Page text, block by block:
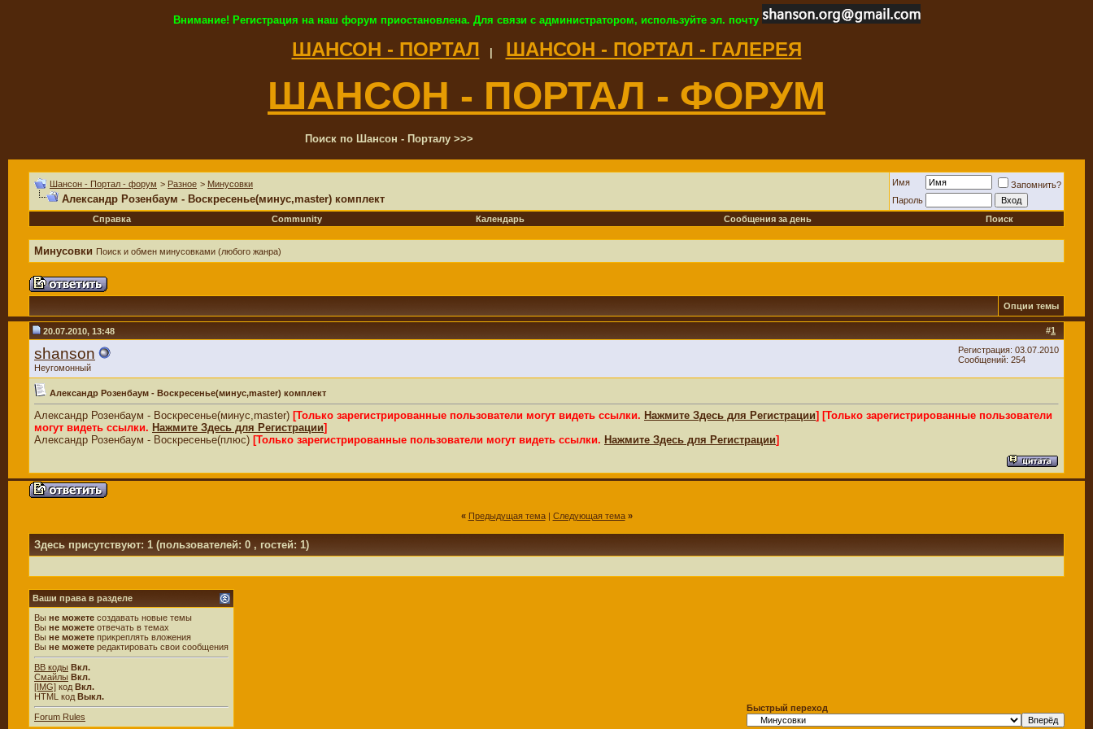
Внимание! Регистрация на наш форум приостановлена. Для связи с администратором, используйте эл. почту
ШАНСОН - ПОРТАЛ ШАНСОН - ПОРТАЛ - ГАЛЕРЕЯ
ШАНСОН - ПОРТАЛ - ФОРУМ
Поиск по Шансон - Порталу >>>
Шансон - Портал - форум > Разное > Минусовки
Александр Розенбаум - Воскресенье(минус,master) комплект
Имя
Запомнить?
Пароль
Справка
Community Календарь Сообщения за день Поиск
Минусовки Поиск и обмен минусовками (любого жанра)
Опции темы
#1
20.07.2010, 13:48
shanson
Неугомонный
Регистрация: 03.07.2010
Сообщений: 254
Александр Розенбаум - Воскресенье(минус,master) комплект
Александр Розенбаум - Воскресенье(минус,master) [Только зарегистрированные пользователи могут видеть ссылки. Нажмите Здесь для Регистрации] [Только зарегистрированные пользователи
могут видеть ссылки. Нажмите Здесь для Регистрации]
Александр Розенбаум - Воскресенье(плюс) [Только зарегистрированные пользователи могут видеть ссылки. Нажмите Здесь для Регистрации]
« Предыдущая тема| Следующая тема »
Здесь присутствуют: 1 (пользователей: 0 , гостей: 1)
Ваши права в разделе
Вы не можете создавать новые темы
Вы не можете отвечать в темах
Вы не можете прикреплять вложения
Вы не можете редактировать свои сообщения
BB коды Вкл.
Смайлы Вкл.
[IMG] код Вкл.
HTML код Выкл.
Forum Rules
Быстрый переход